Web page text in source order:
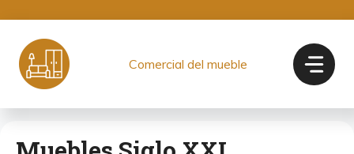
contenido
Comercial del mueble